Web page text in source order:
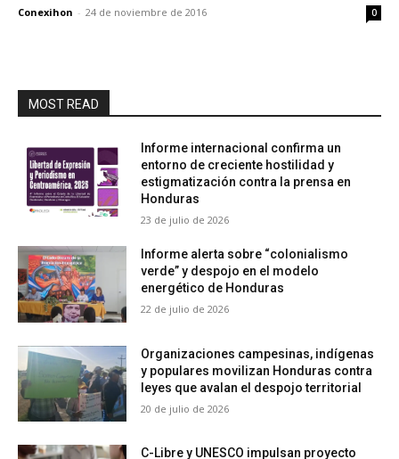
Conexihon - 24 de noviembre de 2016 0
MOST READ
Informe internacional confirma un
entorno de creciente hostilidad y
estigmatización contra la prensa en
Honduras
23 de julio de 2026
Informe alerta sobre “colonialismo
verde” y despojo en el modelo
energético de Honduras
22 de julio de 2026
Organizaciones campesinas, indígenas
y populares movilizan Honduras contra
leyes que avalan el despojo territorial
20 de julio de 2026
C-Libre y UNESCO impulsan proyecto